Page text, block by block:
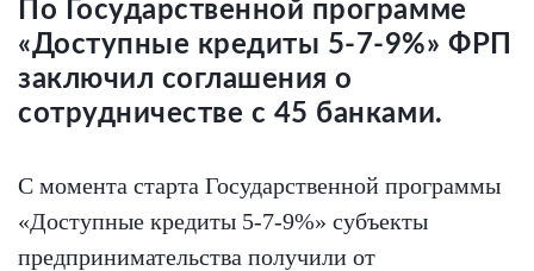
По Государственной программе
«Доступные кредиты 5-7-9%» ФРП
заключил соглашения о
сотрудничестве с 45 банками.
С момента старта Государственной программы
«Доступные кредиты 5-7-9%» субъекты
предпринимательства получили от